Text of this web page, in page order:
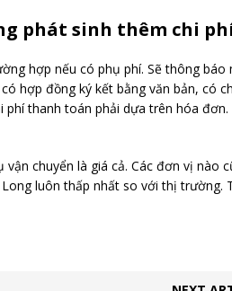
phát sinh thêm chi
hợp nếu có phụ phí. Sẽ thông báo
hợp đồng ký kết bằng văn bản, có
thanh toán phải dựa trên hóa đơn.
chuyển là giá cả. Các đơn vị nào
luôn thấp nhất so với thị trường.